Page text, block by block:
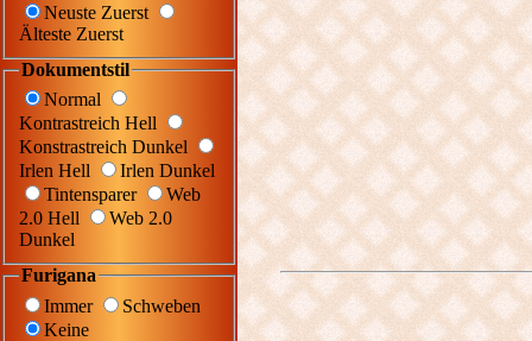
Neuste Zuerst
Älteste Zuerst
Dokumentstil
Normal
Kontrastreich Hell
Konstrastreich Dunkel
Irlen Hell
Irlen Dunkel
Tintensparer
Web
2.0 Hell
Web 2.0
Dunkel
Furigana
Immer
Schweben
Keine